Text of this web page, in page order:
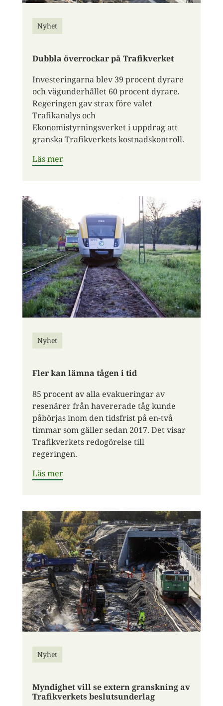
Nyhet
Dubbla överrockar på Trafikverket
Investeringarna blev 39 procent dyrare
och vägunderhållet 60 procent dyrare.
Regeringen gav strax före valet
Trafikanalys och
Ekonomistyrningsverket i uppdrag att
granska Trafikverkets kostnadskontroll.
Läs mer
Nyhet
Fler kan lämna tågen i tid
85 procent av alla evakueringar av
resenärer från havererade tåg kunde
påbörjas inom den tidsfrist på en-två
timmar som gäller sedan 2017. Det visar
Trafikverkets redogörelse till
regeringen.
Läs mer
Nyhet
Myndighet vill se extern granskning av
Trafikverkets beslutsunderlag